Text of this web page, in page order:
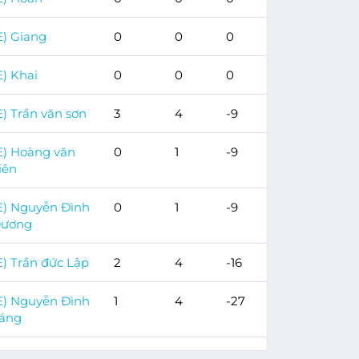
Giang 0 0 0
Khai 0 0 0
Trần văn sơn 3 4 -9
Hoàng văn
0 1 -9
Nguyễn Đình
0 1 -9
Trần đức Lập 2 4 -16
Nguyễn Đình
1 4 -27